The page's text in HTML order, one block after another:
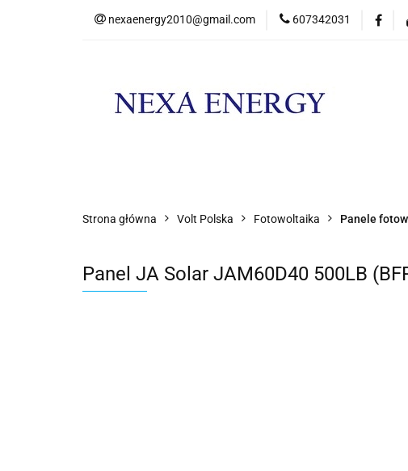
nexaenergy2010@gmail.com 607342031
Strona główna Volt Polska Fotowoltaika Panele
Panel JA Solar JAM60D40 500LB